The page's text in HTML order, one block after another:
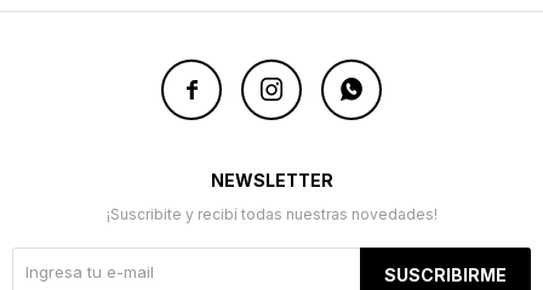
  
NEWSLETTER
¡Suscribite y recibí todas nuestras novedades!
SUSCRIBIRME